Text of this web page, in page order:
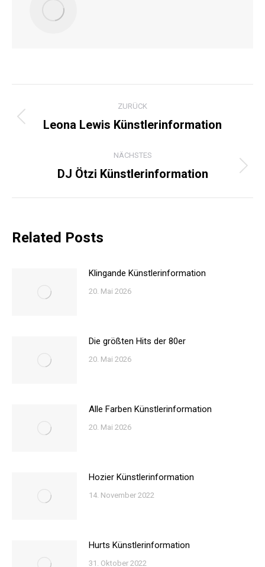
ZURÜCK
Vorheriger
Leona Lewis Künstlerinformation
NÄCHSTES
Nächster
DJ Ötzi Künstlerinformation
Related Posts
Klingande Künstlerinformation
20. Mai 2026
Die größten Hits der 80er
20. Mai 2026
Alle Farben Künstlerinformation
20. Mai 2026
Hozier Künstlerinformation
14. November 2022
Hurts Künstlerinformation
31. Oktober 2022